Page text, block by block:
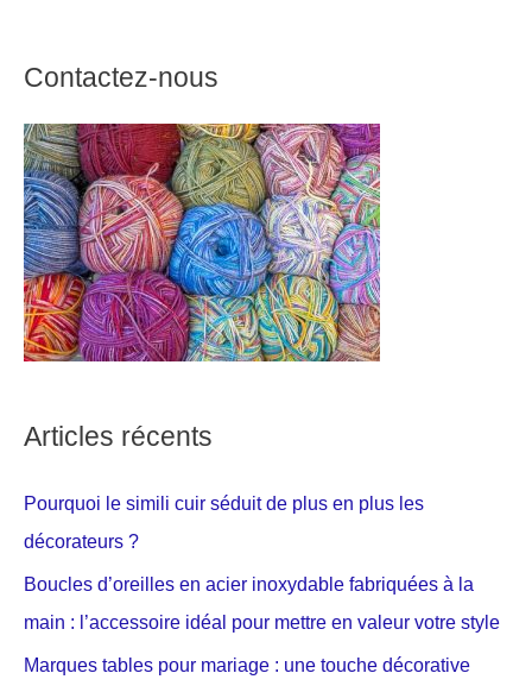
Contactez-nous
Articles récents
Pourquoi le simili cuir séduit de plus en plus les
décorateurs ?
Boucles d’oreilles en acier inoxydable fabriquées à la
main : l’accessoire idéal pour mettre en valeur votre style
Marques tables pour mariage : une touche décorative